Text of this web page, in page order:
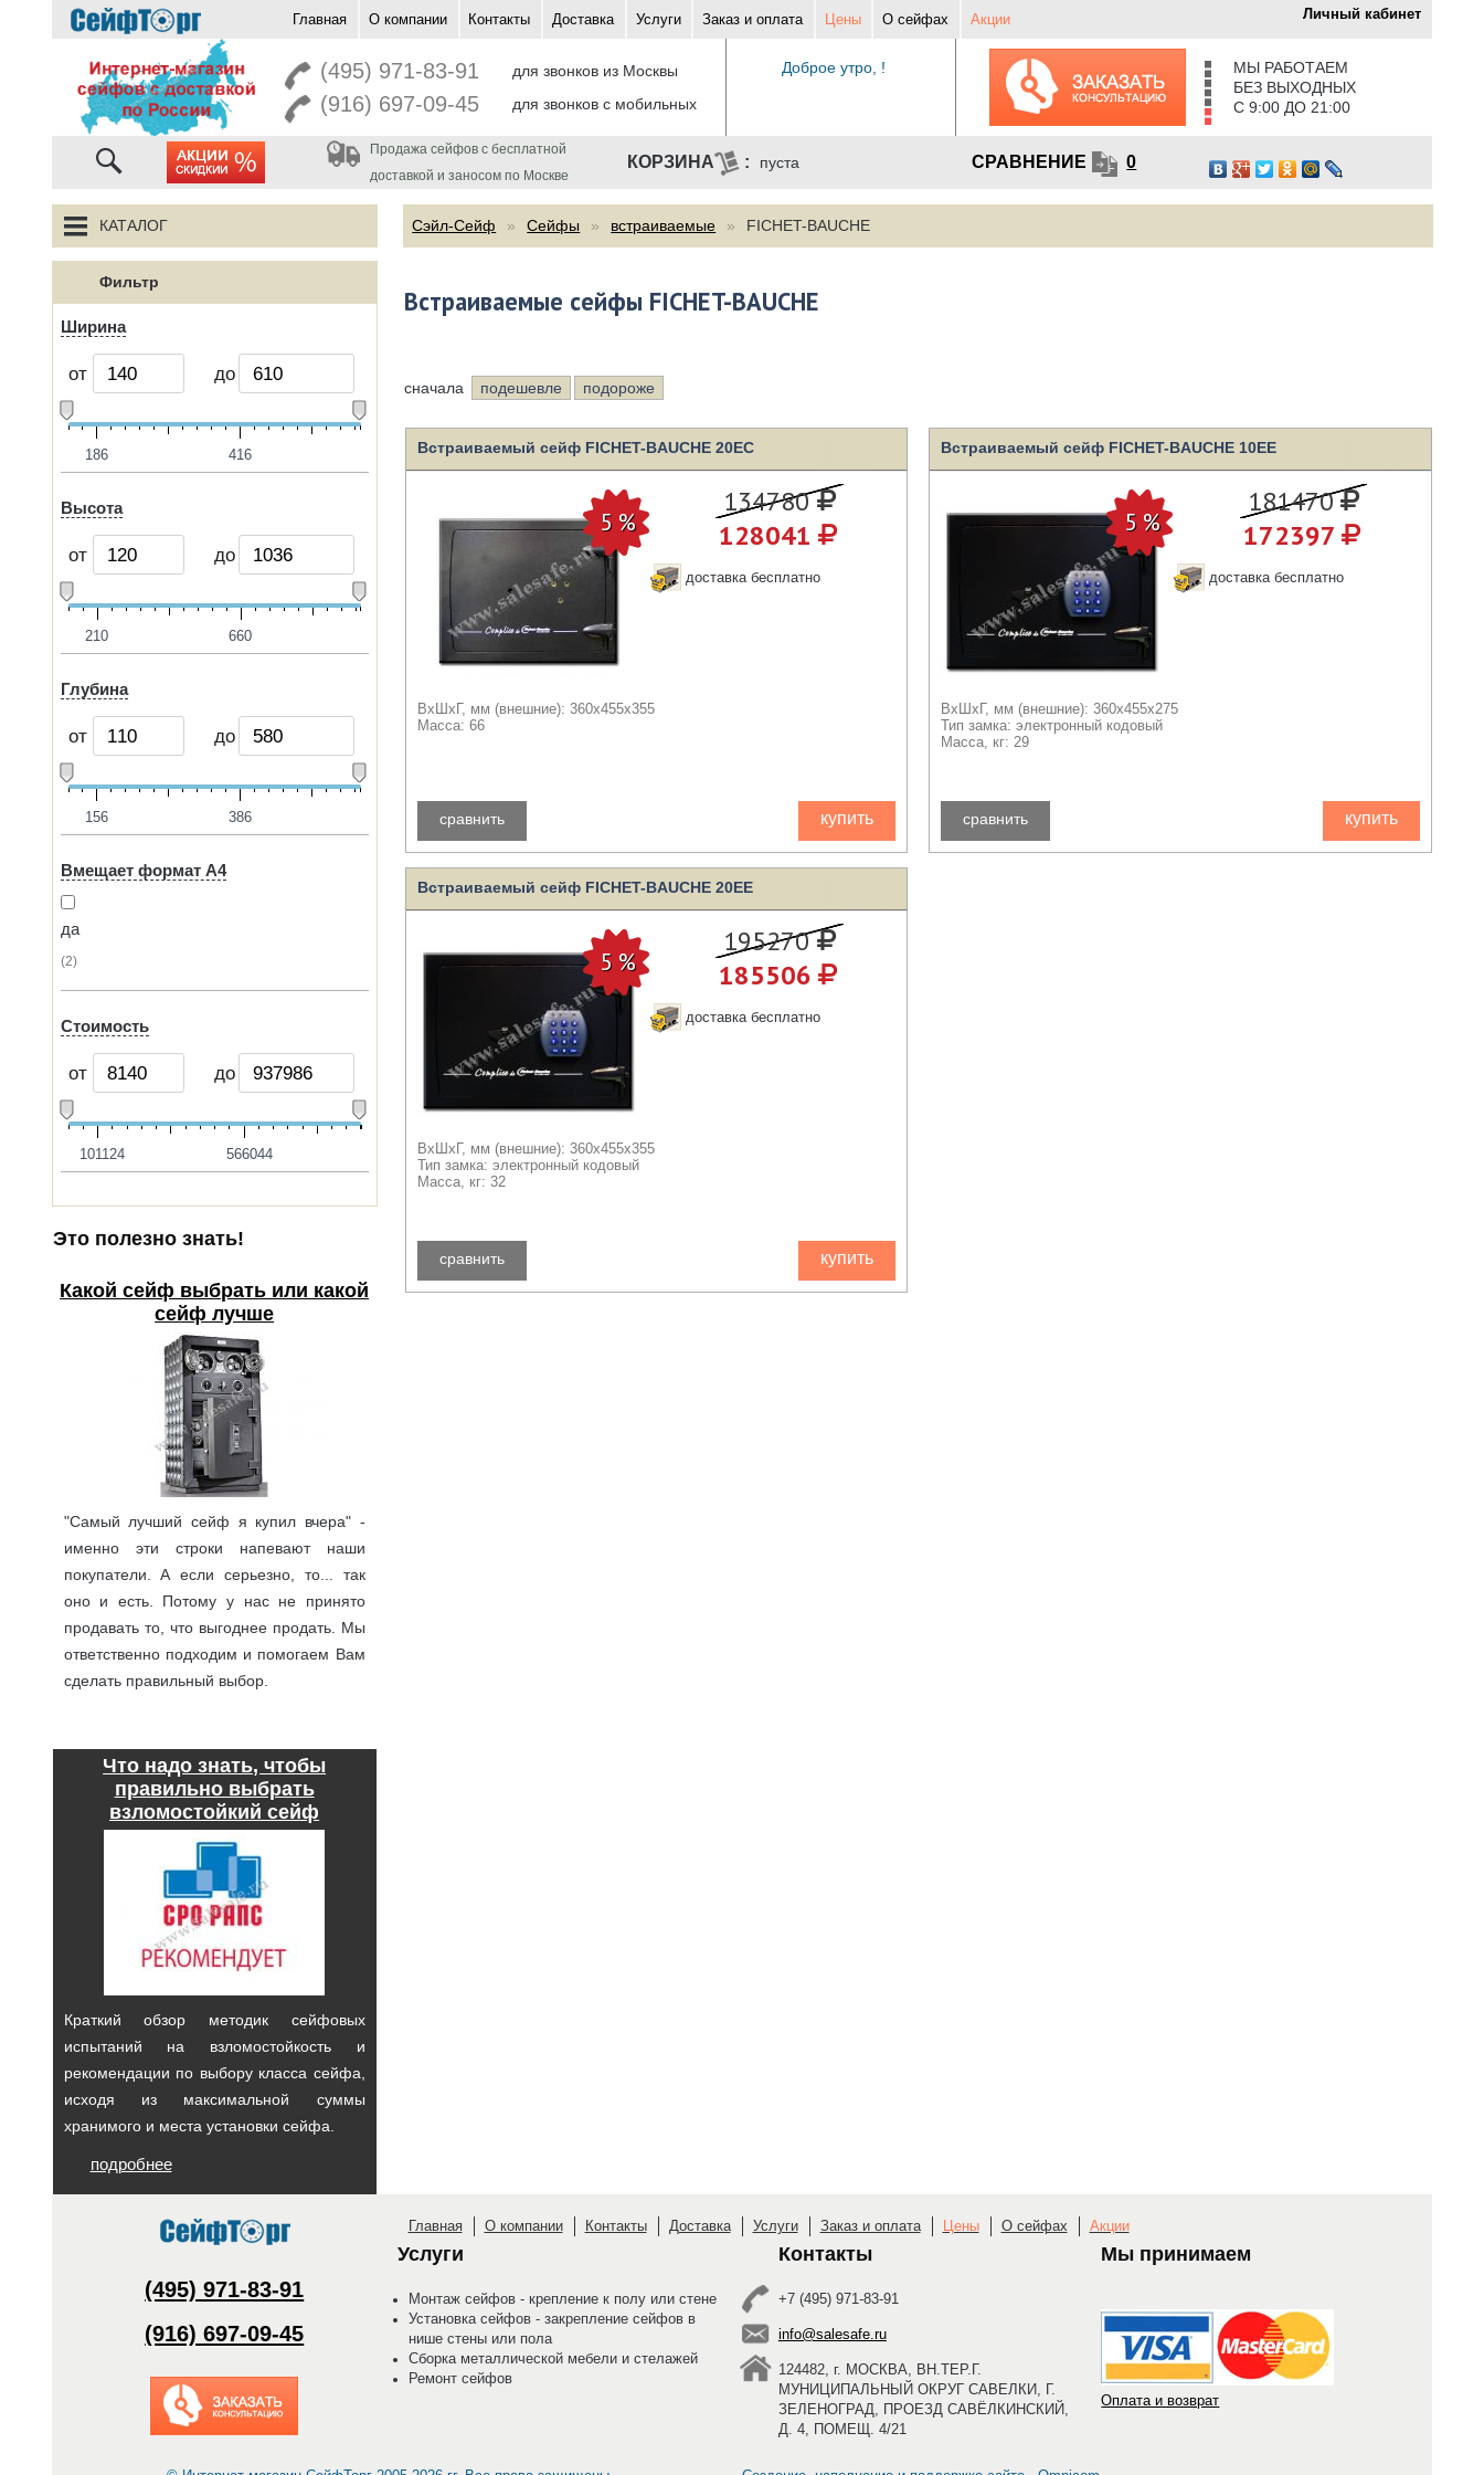
Главная О компании Контакты Доставка Услуги Заказ и оплата Цены О сейфах Акции Личный кабинет
(495) 971-83-91 для звонков из Москвы
(916) 697-09-45 для звонков с мобильных
Доброе утро, !
МЫ РАБОТАЕМ
БЕЗ ВЫХОДНЫХ
С 9:00 ДО 21:00
акции
Продажа сейфов с бесплатной
доставкой и заносом по Москве
пуста СРАВНЕНИЕ 0
Сэйл-Сейф Сейфы встраиваемые FICHET-BAUCHE
Встраиваемые сейфы FICHET-BAUCHE
сначала подешевле подороже
Встраиваемый сейф FICHET-BAUCHE 20EC
134780
128041
доставка бесплатно
ВхШхГ, мм (внешние): 360x455x355
Масса: 66
купить
сравнить
Встраиваемый сейф FICHET-BAUCHE 10EE
181470
172397
доставка бесплатно
ВхШхГ, мм (внешние): 360x455x275
Тип замка: электронный кодовый
Масса, кг: 29
купить
сравнить
Встраиваемый сейф FICHET-BAUCHE 20EE
195270
185506
доставка бесплатно
ВхШхГ, мм (внешние): 360x455x355
Тип замка: электронный кодовый
Масса, кг: 32
купить
сравнить
КАТАЛОГ
Фильтр
Ширина
от до
186 416
Высота
от до
210 660
Глубина
от до
156 386
Вмещает формат A4
да
2
Стоимость
от до
101124 566044
Это полезно знать!
Какой сейф выбрать или какой
сейф лучше
"Самый лучший сейф я купил вчера" -
именно эти строки напевают наши
покупатели. А если серьезно, то... так
оно и есть. Потому у нас не принято
продавать то, что выгоднее продать. Мы
ответственно подходим и помогаем Вам
сделать правильный выбор.
Что надо знать, чтобы
правильно выбрать
взломостойкий сейф
Краткий обзор методик сейфовых
испытаний на взломостойкость и
рекомендации по выбору класса сейфа,
исходя из максимальной суммы
хранимого и места установки сейфа.
подробнее
(495) 971-83-91
(916) 697-09-45
Заказать обратный
звонок
Главная О компании Контакты Доставка Услуги Заказ и оплата Цены О сейфах Акции
Услуги
Монтаж сейфов - крепление к полу или стене
Установка сейфов - закрепление сейфов в
нише стены или пола
Сборка металлической мебели и стелажей
Ремонт сейфов
Контакты
+7 (495) 971-83-91
info@salesafe.ru
124482, г. МОСКВА, ВН.ТЕР.Г.
МУНИЦИПАЛЬНЫЙ ОКРУГ САВЕЛКИ, Г.
ЗЕЛЕНОГРАД, ПРОЕЗД САВЁЛКИНСКИЙ,
Д. 4, ПОМЕЩ. 4/21
Мы принимаем
Оплата и возврат